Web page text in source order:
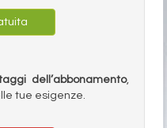
dell’abbonamento,
tue esigenze.